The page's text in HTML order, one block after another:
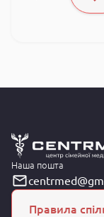
Наша пошта
Правила